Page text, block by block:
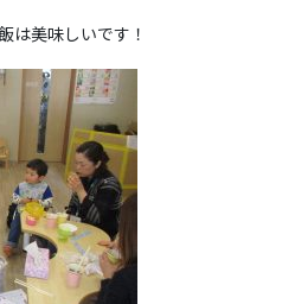
は美味しいです！